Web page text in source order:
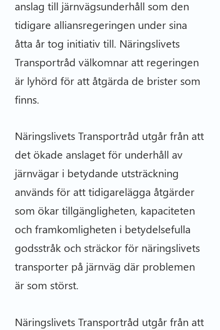
anslag till järnvägsunderhåll som den
tidigare alliansregeringen under sina
åtta år tog initiativ till. Näringslivets
Transportråd välkomnar att regeringen
är lyhörd för att åtgärda de brister som
finns.
Näringslivets Transportråd utgår från att
det ökade anslaget för underhåll av
järnvägar i betydande utsträckning
används för att tidigarelägga åtgärder
som ökar tillgängligheten, kapaciteten
och framkomligheten i betydelsefulla
godsstråk och sträckor för näringslivets
transporter på järnväg där problemen
är som störst.
Näringslivets Transportråd utgår från att